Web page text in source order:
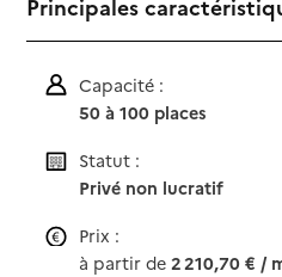
Principales
Capacité :
50 à 100 places
Statut :
Privé non lucratif
Prix :
à partir de2 210,70 € /